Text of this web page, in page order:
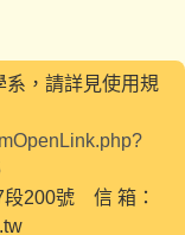
系，請詳見使用規
段200號 信 箱：